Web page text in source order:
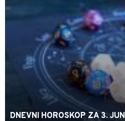
DNEVNI HOROSKOP ZA 3.